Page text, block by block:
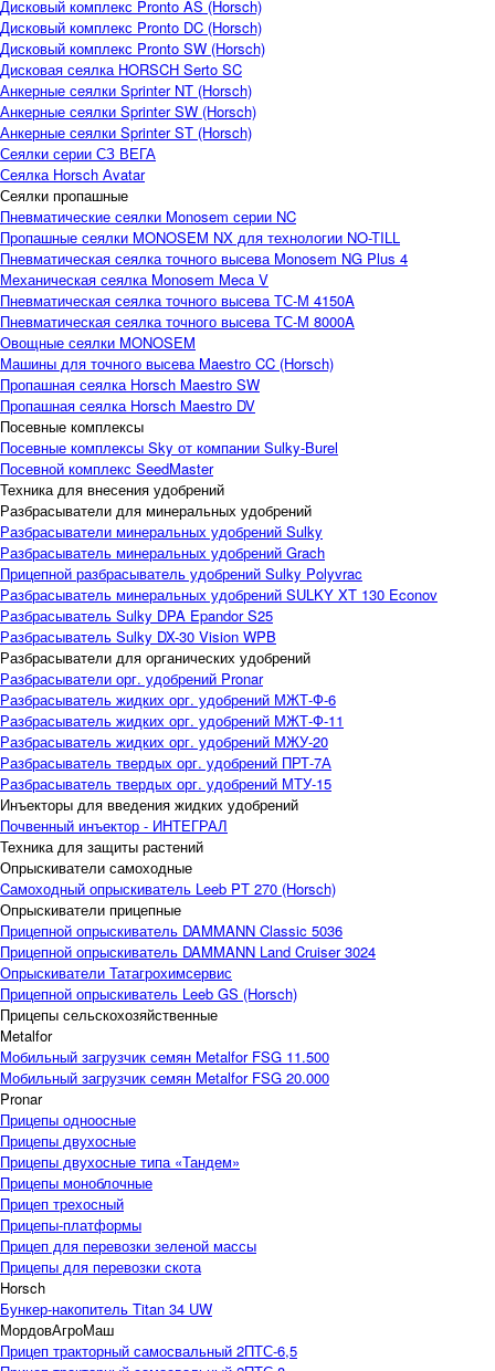
Дисковый комплекс Pronto AS (Horsch)
Дисковый комплекс Pronto DC (Horsch)
Дисковый комплекс Pronto SW (Horsch)
Дисковая сеялка HORSCH Serto SC
Анкерные сеялки Sprinter NT (Horsch)
Анкерные сеялки Sprinter SW (Horsch)
Анкерные сеялки Sprinter ST (Horsch)
Сеялки серии СЗ ВЕГА
Сеялка Horsch Аvatar
Сеялки пропашные
Пневматические сеялки Monosem серии NC
Пропашные сеялки MONOSEM NX для технологии NO-TILL
Пневматическая сеялка точного высева Monosem NG Plus 4
Механическая сеялка Monosem Meca V
Пневматическая сеялка точного высева ТС-М 4150A
Пневматическая сеялка точного высева ТС-М 8000A
Овощные сеялки MONOSEM
Машины для точного высева Maestro CC (Horsch)
Пропашная сеялка Horsch Maestro SW
Пропашная сеялка Horsch Maestro DV
Посевные комплексы
Посевные комплексы Sky от компании Sulky-Burel
Посевной комплекс SeedMaster
Техника для внесения удобрений
Разбрасыватели для минеральных удобрений
Разбрасыватели минеральных удобрений Sulky
Разбрасыватель минеральных удобрений Grach
Прицепной разбрасыватель удобрений Sulky Polyvrac
Разбрасыватель минеральных удобрений SULKY XT 130 Econov
Разбрасыватель Sulky DPA Epandor S25
Разбрасыватель Sulky DX-30 Vision WPB
Разбрасыватели для органических удобрений
Разбрасыватели орг. удобрений Pronar
Разбрасыватель жидких орг. удобрений МЖТ-Ф-6
Разбрасыватель жидких орг. удобрений МЖТ-Ф-11
Разбрасыватель жидких орг. удобрений МЖУ-20
Разбрасыватель твердых орг. удобрений ПРТ-7А
Разбрасыватель твердых орг. удобрений МТУ-15
Инъекторы для введения жидких удобрений
Почвенный инъектор - ИНТЕГРАЛ
Техника для защиты растений
Опрыскиватели самоходные
Cамоходный опрыскиватель Leeb PT 270 (Horsch)
Опрыскиватели прицепные
Прицепной опрыскиватель DAMMANN Classic 5036
Прицепной опрыскиватель DAMMANN Land Cruiser 3024
Опрыскиватели Татагрохимсервис
Прицепной опрыскиватель Leeb GS (Horsch)
Прицепы сельскохозяйственные
Metalfor
Мобильный загрузчик семян Metalfor FSG 11.500
Мобильный загрузчик семян Metalfor FSG 20.000
Pronar
Прицепы одноосные
Прицепы двухосные
Прицепы двухосные типа «Тандем»
Прицепы моноблочные
Прицеп трехосный
Прицепы-платформы
Прицеп для перевозки зеленой массы
Прицепы для перевозки скота
Horsch
Бункер-накопитель Titan 34 UW
МордовАгроМаш
Прицеп тракторный самосвальный 2ПТС-6,5